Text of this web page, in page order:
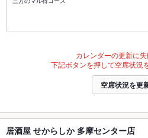
カレンダーの更新に失
下記ボタンを押して空席状況
空席状況を更
居酒屋 せからしか 多摩センター店